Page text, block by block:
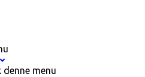
denne menu